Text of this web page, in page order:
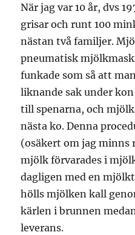
När jag var 10 år, dvs
grisar och runt 100
nästan två familjer.
pneumatisk
funkade som så att
liknande sak under
till spenarna, och
nästa ko. Denna
(osäkert om jag minns
mjölk förvarades i
dagligen med en
hölls mjölken kall
kärlen i brunnen
leverans.